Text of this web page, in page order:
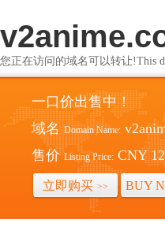
您正在访问的域名可以转让!This
一口价出售中！
域名 Domain Name:
售价 Listing Price: CNY
立即购买 >> BUY